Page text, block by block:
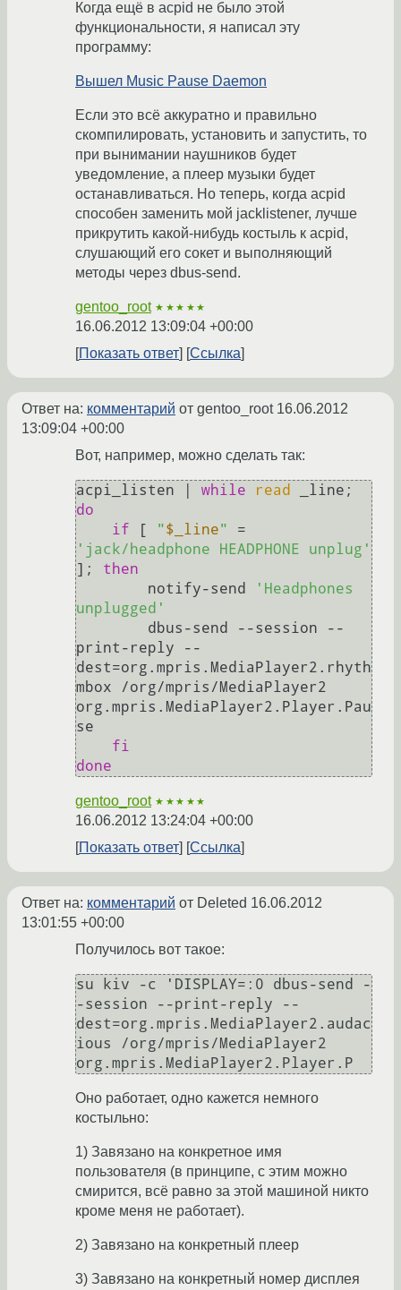
Когда ещё в acpid не было этой
функциональности, я написал эту
программу:
Вышел Music Pause Daemon
Если это всё аккуратно и правильно
скомпилировать, установить и запустить, то
при вынимании наушников будет
уведомление, а плеер музыки будет
останавливаться. Но теперь, когда acpid
способен заменить мой jacklistener, лучше
прикрутить какой-нибудь костыль к acpid,
слушающий его сокет и выполняющий
методы через dbus-send.
gentoo_root ★★★★★
16.06.2012 13:09:04 +00:00
Показать ответ
Ссылка
Ответ на: комментарий от gentoo_root 16.06.2012
13:09:04 +00:00
Вот, например, можно сделать так:
acpi_listen | while read
do
if [ "$_line"
'jack/headphone HEADPHONE unplug'
]; then
        notify-send
'Headphones
unplugged'
print-reply --
dest=org.mpris.MediaPlayer2.rhyth
mbox /org/mpris/MediaPlayer2
org.mpris.MediaPlayer2.Player.Pau
se
fi
done
gentoo_root ★★★★★
16.06.2012 13:24:04 +00:00
Показать ответ
Ссылка
Ответ на: комментарий от Deleted 16.06.2012
13:01:55 +00:00
Получилось вот такое:
su kiv -c 'DISPLAY=:0 dbus-send -
-session --print-reply --
dest=org.mpris.MediaPlayer2.audac
ious /org/mpris/MediaPlayer2
Оно работает, одно кажется немного
костыльно:
1) Завязано на конкретное имя
пользователя (в принципе, с этим можно
смирится, всё равно за этой машиной никто
кроме меня не работает).
2) Завязано на конкретный плеер
3) Завязано на конкретный номер дисплея